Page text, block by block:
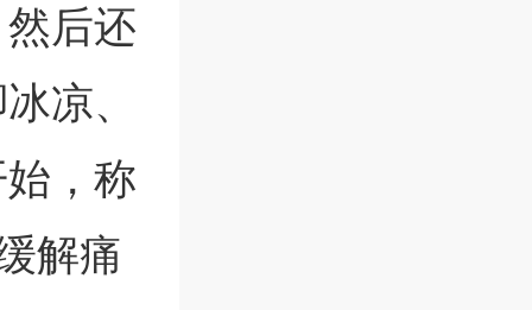
后还
凉、
，称
解痛